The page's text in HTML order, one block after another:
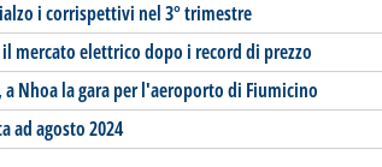
i corrispettivi nel 3° trimestre
mercato elettrico dopo i record di prezzo
Nhoa la gara per l'aeroporto di Fiumicino
ad agosto 2024